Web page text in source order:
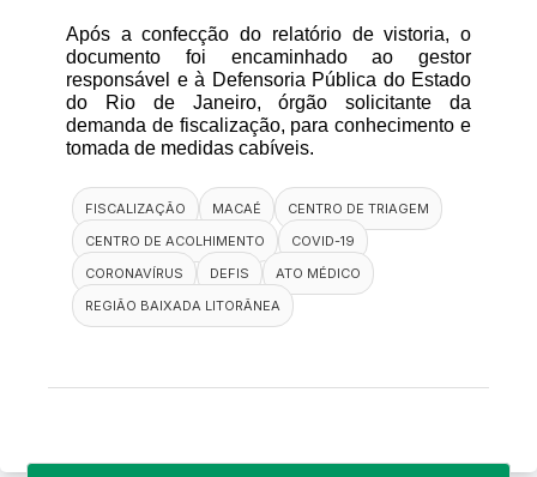
Após a confecção do relatório de vistoria, o
documento foi encaminhado ao gestor
responsável e à Defensoria Pública do Estado
do Rio de Janeiro, órgão solicitante da
demanda de fiscalização, para conhecimento e
tomada de medidas cabíveis.
FISCALIZAÇÃO MACAÉ
CENTRO DE TRIAGEM
CENTRO DE ACOLHIMENTO
COVID-19
CORONAVÍRUS
DEFIS
ATO MÉDICO
REGIÃO BAIXADA LITORÂNEA